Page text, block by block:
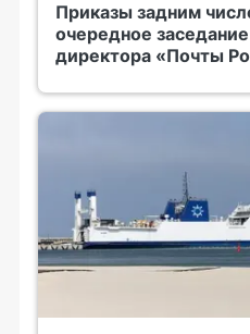
Приказы задним
очередное
директора «Почты